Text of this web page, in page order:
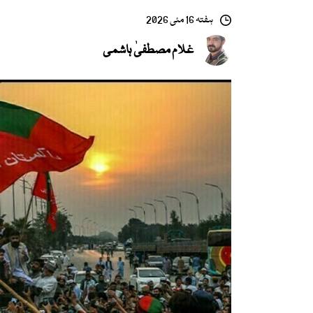
ہفتہ 16 مئی 2026
غلام مصطفیٰ ہاشمی